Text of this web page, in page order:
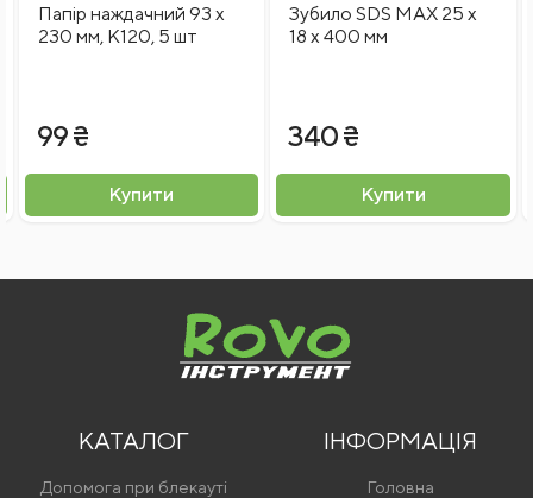
Відправити відгук
Папір наждачний 93 x
230 мм, K120, 5 шт
99 ₴
Купити
Зубило SDS MAX 25 x
18 x 400 мм
340 ₴
Купити
КАТАЛОГ
Допомога при блекауті
ІНФОРМАЦІЯ
Головна